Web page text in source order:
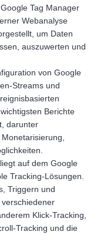
Tag Manager
Webanalyse
um Daten
auszuwerten und
von Google
Streams und
Berichte
darunter
auf dem Google
Tracking-Lösungen.
Triggern und
Klick-Tracking,
Tracking und die